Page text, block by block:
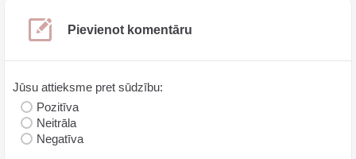
Pievienot komentāru
Jūsu attieksme pret sūdzību:
Pozitīva
Neitrāla
Negatīva